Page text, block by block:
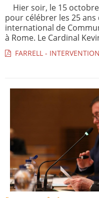
Hier soir, le 15
pour célébrer les 25
international de
à Rome. Le Cardinal
FARRELL -